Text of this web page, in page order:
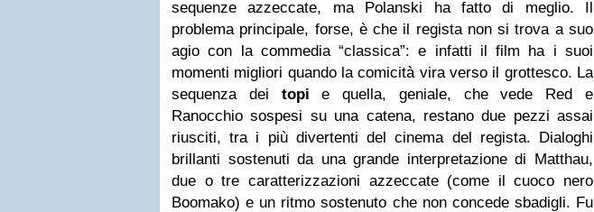
sequenze azzeccate, ma Polanski ha fatto di meglio. Il
problema principale, forse, è che il regista non si trova a suo
agio con la commedia “classica”: e infatti il film ha i suoi
momenti migliori quando la comicità vira verso il grottesco. La
sequenza dei topi e quella, geniale, che vede Red e
Ranocchio sospesi su una catena, restano due pezzi assai
riusciti, tra i più divertenti del cinema del regista. Dialoghi
brillanti sostenuti da una grande interpretazione di Matthau,
due o tre caratterizzazioni azzeccate (come il cuoco nero
Boomako) e un ritmo sostenuto che non concede sbadigli. Fu